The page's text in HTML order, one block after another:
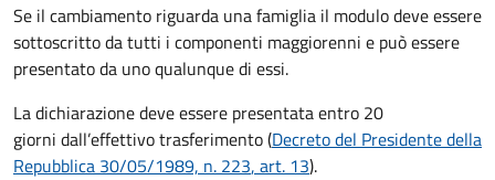
Se il cambiamento riguarda una famiglia il modulo deve essere
sottoscritto da tutti i componenti maggiorenni e può essere
presentato da uno qualunque di essi.
La dichiarazione deve essere presentata entro 20
giorni dall’effettivo trasferimento (Decreto del Presidente della
Repubblica 30/05/1989, n. 223, art. 13).